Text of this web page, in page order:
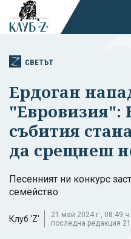
СВЕТЪТ
Ердоган
"Евровизия":
събития
да срещнеш
Песенният ни конкурс
семейство
Клуб 'Z'
21 май 2024 г., 08:49 ч.
последна редакция